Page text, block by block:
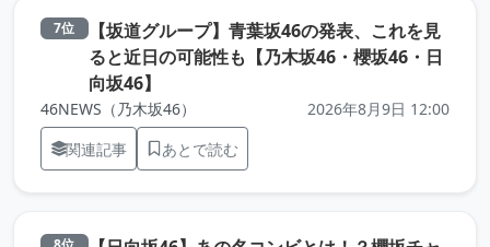
7位
【坂道グループ】青葉坂46の発表、これを見
ると近日の可能性も【乃木坂46・櫻坂46・日
向坂46】
46NEWS（乃木坂46）
2026年8月9日 12:00
関連記事
あとで読む